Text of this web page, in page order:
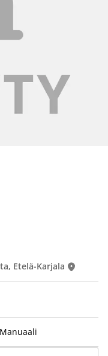
Etelä-Karjala
Manuaali